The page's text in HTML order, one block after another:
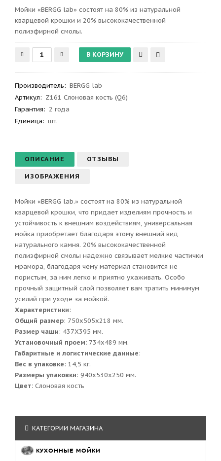
Мойки «BERGG lab» состоят на 80% из натуральной
кварцевой крошки и 20% высококачественной
полиэфирной смолы.
Производитель: BERGG lab
Артикул: Z161 Слоновая кость (Q6)
Гарантия: 2 года
Единица: шт.
ОПИСАНИЕ ОТЗЫВЫ
ИЗОБРАЖЕНИЯ
Мойки «BERGG lab.» состоят на 80% из натуральной
кварцевой крошки, что придает изделиям прочность и
устойчивость к внешним воздействиям, универсальная
мойка приобретает благодаря этому внешний вид
натурального камня. 20% высококачественной
полиэфирной смолы надежно связывает мелкие частички
мрамора, благодаря чему материал становится не
пористым, за ним легко и приятно ухаживать. Особо
прочный защитный слой позволяет вам тратить минимум
усилий при уходе за мойкой.
Характеристики:
Общий размер: 750х505x218 мм.
Размер чаши: 437Х395 мм.
Установочный проем: 734x489 мм.
Габаритные и логистические данные:
Вес в упаковке: 14,5 кг.
Размеры упаковки: 940x530x250 мм.
Цвет: Слоновая кость
КАТЕГОРИИ МАГАЗИНА
КУХОННЫЕ МОЙКИ